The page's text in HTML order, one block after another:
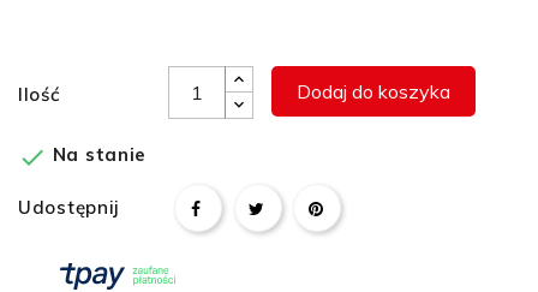
Ilość Dodaj do koszyka
 Na stanie
Udostępnij